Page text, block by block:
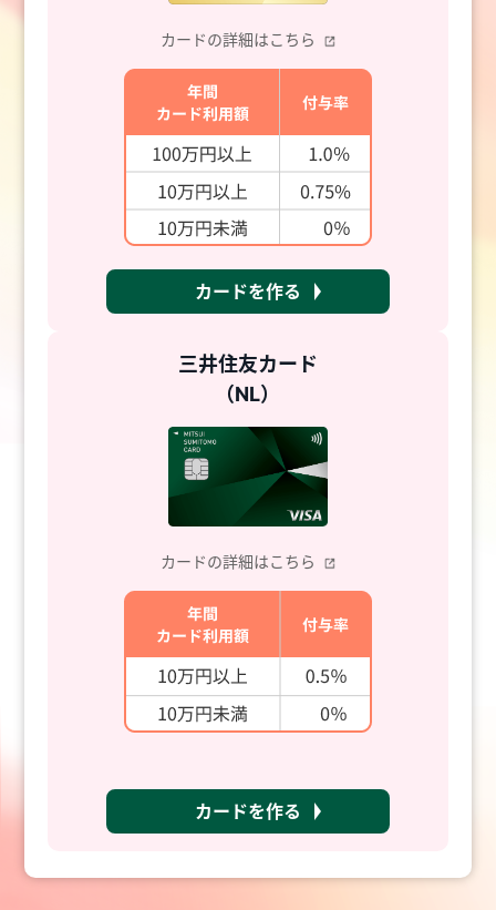
カードの詳細はこちら
カードを作る
三井住友カード
（NL）
カードの詳細はこちら
カードを作る